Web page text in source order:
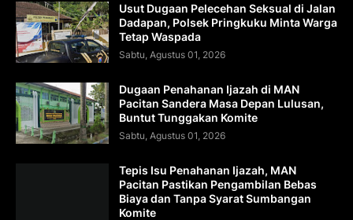
Usut Dugaan Pelecehan Seksual di Jalan
Dadapan, Polsek Pringkuku Minta Warga
Tetap Waspada
Sabtu, Agustus 01, 2026
Dugaan Penahanan Ijazah di MAN
Pacitan Sandera Masa Depan Lulusan,
Buntut Tunggakan Komite
Sabtu, Agustus 01, 2026
Tepis Isu Penahanan Ijazah, MAN
Pacitan Pastikan Pengambilan Bebas
Biaya dan Tanpa Syarat Sumbangan
Komite